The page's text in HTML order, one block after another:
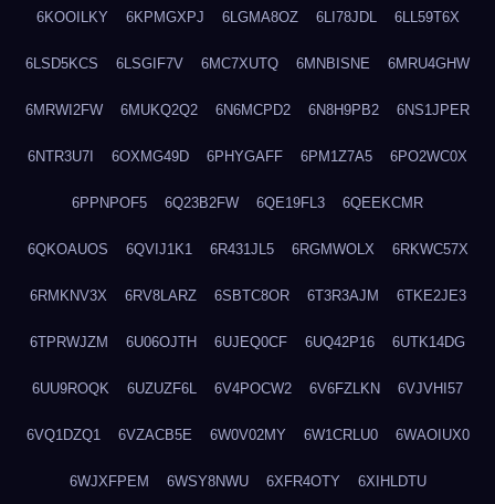
6KOOILKY 6KPMGXPJ 6LGMA8OZ 6LI78JDL 6LL59T6X
6LSD5KCS 6LSGIF7V 6MC7XUTQ 6MNBISNE 6MRU4GHW
6MRWI2FW 6MUKQ2Q2 6N6MCPD2 6N8H9PB2 6NS1JPER
6NTR3U7I 6OXMG49D 6PHYGAFF 6PM1Z7A5 6PO2WC0X
6PPNPOF5 6Q23B2FW 6QE19FL3 6QEEKCMR
6QKOAUOS 6QVIJ1K1 6R431JL5 6RGMWOLX 6RKWC57X
6RMKNV3X 6RV8LARZ 6SBTC8OR 6T3R3AJM 6TKE2JE3
6TPRWJZM 6U06OJTH 6UJEQ0CF 6UQ42P16 6UTK14DG
6UU9ROQK 6UZUZF6L 6V4POCW2 6V6FZLKN 6VJVHI57
6VQ1DZQ1 6VZACB5E 6W0V02MY 6W1CRLU0 6WAOIUX0
6WJXFPEM 6WSY8NWU 6XFR4OTY 6XIHLDTU